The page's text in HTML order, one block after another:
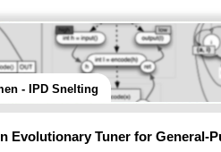
- IPD Snelting
Evolutionary Tuner for General-